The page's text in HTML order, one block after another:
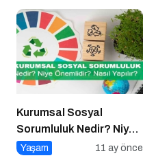
Kurumsal Sosyal
Sorumluluk Nedir? Niye
Önemlidir? Kurumsal
Yaşam 11 ay önce